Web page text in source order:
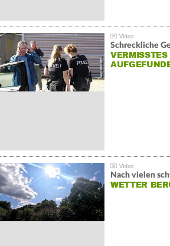
Schreckliche
Nach vielen
WETTER